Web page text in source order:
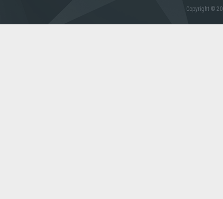
Copyright ©